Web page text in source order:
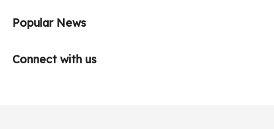
Popular News
Connect with us